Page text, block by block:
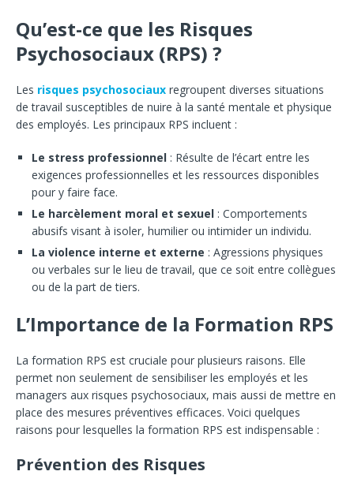
Qu’est-ce que les Risques
Psychosociaux (RPS) ?
Les risques psychosociaux regroupent diverses situations
de travail susceptibles de nuire à la santé mentale et physique
des employés. Les principaux RPS incluent :
Le stress professionnel : Résulte de l’écart entre les
exigences professionnelles et les ressources disponibles
pour y faire face.
Le harcèlement moral et sexuel : Comportements
abusifs visant à isoler, humilier ou intimider un individu.
La violence interne et externe : Agressions physiques
ou verbales sur le lieu de travail, que ce soit entre collègues
ou de la part de tiers.
L’Importance de la Formation RPS
La formation RPS est cruciale pour plusieurs raisons. Elle
permet non seulement de sensibiliser les employés et les
managers aux risques psychosociaux, mais aussi de mettre en
place des mesures préventives efficaces. Voici quelques
raisons pour lesquelles la formation RPS est indispensable :
Prévention des Risques